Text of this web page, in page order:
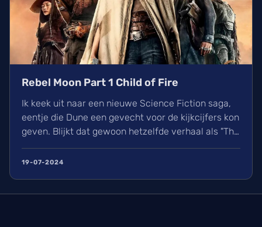
Rebel Moon Part 1 Child of Fire
Ik keek uit naar een nieuwe Science Fiction saga,
eentje die Dune een gevecht voor de kijkcijfers kon
geven. Blijkt dat gewoon hetzelfde verhaal als "The
Seven Samurai" of "The Magnificent Seven" te
nemen en er wat elementen uit Star Wars en mooie
19-07-2024